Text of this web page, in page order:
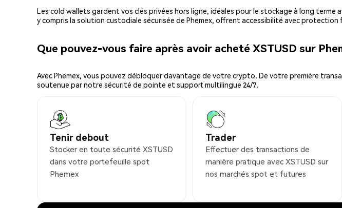
Les cold wallets gardent vos clés privées hors ligne, idéales pour le stockage à long
y compris la solution custodiale sécurisée de Phemex, offrent accessibilité avec protection
Que pouvez-vous faire après avoir acheté XSTUSD sur
Avec Phemex, vous pouvez débloquer davantage de votre crypto. De votre première
soutenue par notre sécurité de pointe et support multilingue 24/7.
Tenir debout
Stocker en toute sécurité XSTUSD
dans votre portefeuille spot
Phemex
Trader
Effectuer des transactions de
manière pratique avec XSTUSD sur
nos marchés spot et futures